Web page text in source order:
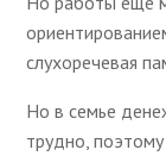
слухоречевая
Но в семье
трудно,